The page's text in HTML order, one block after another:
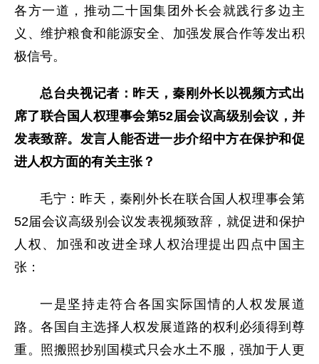
各方一道，推动二十国集团外长会就践行多边主
义、维护粮食和能源安全、加强发展合作等发出积
极信号。
总台央视记者：昨天，秦刚外长以视频方式出
席了联合国人权理事会第52届会议高级别会议，并
发表致辞。发言人能否进一步介绍中方在保护和促
进人权方面的有关主张？
毛宁：昨天，秦刚外长在联合国人权理事会第
52届会议高级别会议发表视频致辞，就促进和保护
人权、加强和改进全球人权治理提出四点中国主
张：
一是坚持走符合各国实际国情的人权发展道
路。各国自主选择人权发展道路的权利必须得到尊
重。照搬照抄别国模式只会水土不服，强加于人更